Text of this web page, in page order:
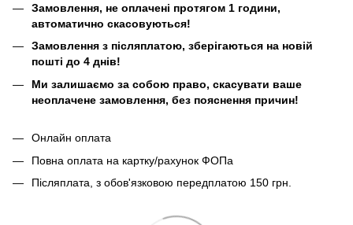
Замовлення, не оплачені протягом 1 години,
автоматично скасовуються!
Замовлення з післяплатою, зберігаються на новій
пошті до 4 днів!
Ми залишаємо за собою право, скасувати ваше
неоплачене замовлення, без пояснення причин!
Онлайн оплата
Повна оплата на картку/рахунок ФОПа
Післяплата, з обов'язковою передплатою 150 грн.